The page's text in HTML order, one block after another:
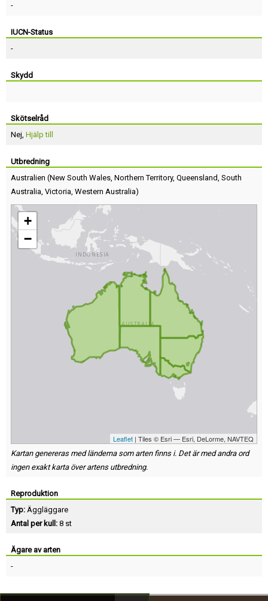
-
IUCN-Status
-
Skydd
Skötselråd
Nej, Hjälp till
Utbredning
Australien (New South Wales, Northern Territory, Queensland, South
Australia, Victoria, Western Australia)
+
−
Leaflet | Tiles © Esri — Esri, DeLorme, NAVTEQ
Kartan genereras med länderna som arten finns i. Det är med andra ord
ingen exakt karta över artens utbredning.
Reproduktion
Typ: Äggläggare
Antal per kull: 8 st
Ägare av arten
-